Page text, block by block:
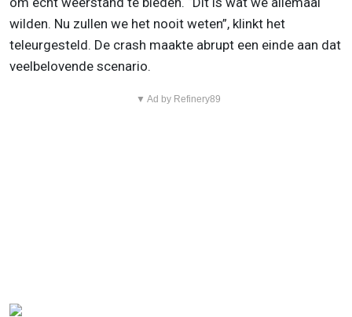
wilden. Nu zullen we het nooit weten”, klinkt het
teleurgesteld. De crash maakte abrupt een einde aan dat
veelbelovende scenario.
▼ Ad by Refinery89